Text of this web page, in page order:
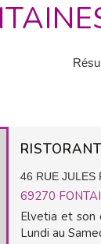
46 RUE JULES
69270
Elvetia et son
Lundi au